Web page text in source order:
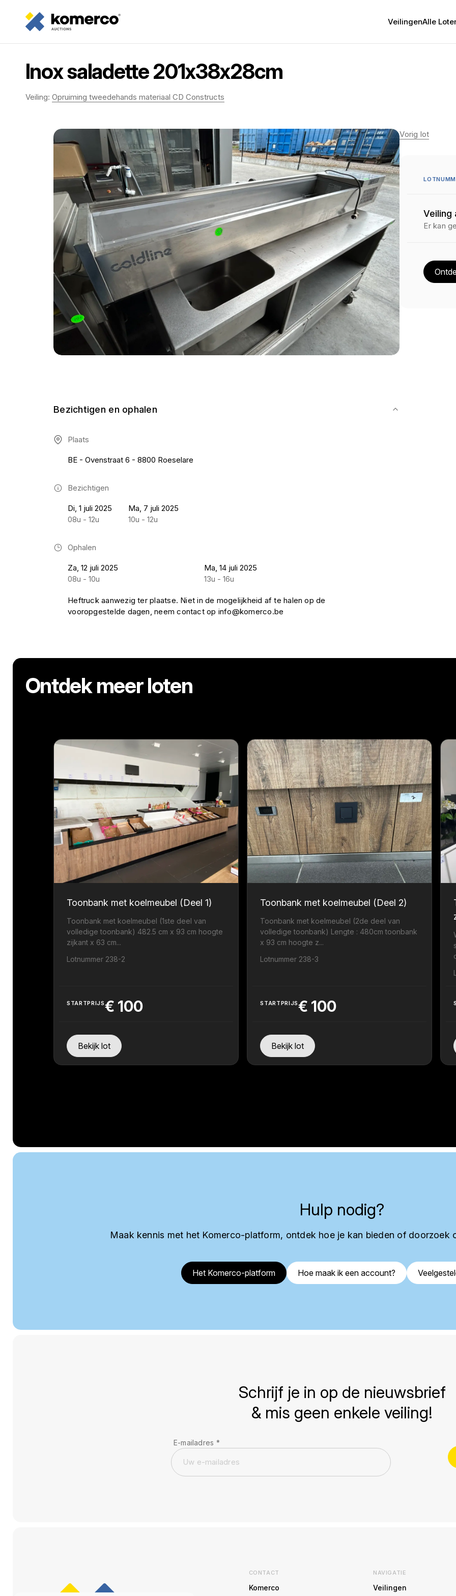
VeilingenAlle
Inox saladette 201x38x28cm
Veiling: Opruiming tweedehands materiaal CD Constructs
Bezichtigen en ophalen
Plaats
BE - Ovenstraat 6 - 8800 Roeselare
Bezichtigen
Di, 1 juli 2025
08u - 12u
Ma, 7 juli 2025
10u - 12u
Ophalen
Za, 12 juli 2025
08u - 10u
Ma, 14 juli 2025
13u - 16u
Heftruck aanwezig ter plaatse. Niet in de mogelijkheid af te halen op de
vooropgestelde dagen, neem contact op info@komerco.be
Vorig lot
Veiling
Er kan
Ontdek meer loten
Toonbank met koelmeubel (Deel 1)
Toonbank met koelmeubel (1ste deel van
volledige toonbank) 482.5 cm x 93 cm hoogte
zijkant x 63 cm...
Lotnummer 238-2
STARTPRIJS€ 100
Bekijk lot
Toonbank met koelmeubel (Deel 2)
Toonbank met koelmeubel (2de deel van
volledige toonbank) Lengte : 480cm toonbank
x 93 cm hoogte z...
Lotnummer 238-3
STARTPRIJS€ 100
Bekijk lot
Hulp nodig?
Maak kennis met het Komerco-platform, ontdek hoe je kan bieden of doorzoek
Het Komerco-platform Hoe maak ik een account?
Schrijf je in op de nieuwsbrief
& mis geen enkele veiling!
E-mailadres *
CONTACT
Komerco
NAVIGATIE
Veilingen